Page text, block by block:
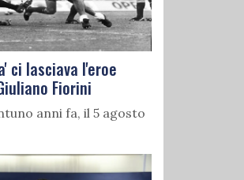
ci lasciava l'eroe
Fiorini
anni fa, il 5 agosto